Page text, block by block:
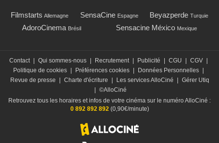
Filmstarts Allemagne SensaCine Espagne Beyazperde Turquie
AdoroCinema Brésil Sensacine México Mexique
Contact Qui sommes-nous Recrutement Publicité CGU CGV
Politique de cookies
Préférences cookies Données Personnelles
Revue de presse
Charte d'écriture Les services AlloCiné
Gérer Utiq
©AlloCiné
Retrouvez tous les horaires et infos de votre cinéma sur le numéro AlloCiné :
0 892 892 892(0,90€/minute)